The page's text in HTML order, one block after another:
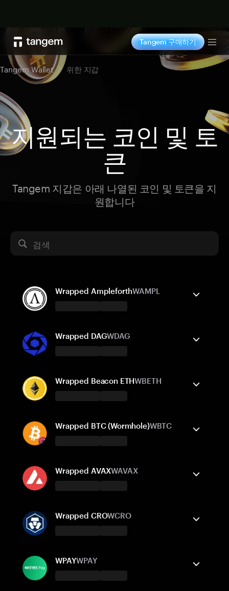
Tangem 구매하기
Tangem Wallet 위한 지갑
지원되는 코인 및 토
큰
Tangem 지갑은 아래 나열된 코인 및 토큰을 지
원합니다
검색
Wrapped AmpleforthWAMPL
보내기/받기 구매 스왑
Ethereum Base
Wrapped DAGWDAG
보내기/받기 구매
Ethereum Base
Wrapped Beacon ETHWBETH
보내기/받기 구매 스왑
Ethereum BNB Smart Chain
Wrapped BTC (Wormhole)WBTC
보내기/받기 구매 스왑
Solana Polygon POS
Wrapped AVAXWAVAX
보내기/받기 구매 스왑
Avalanche
Wrapped CROWCRO
보내기/받기 구매
WPAYWPAY